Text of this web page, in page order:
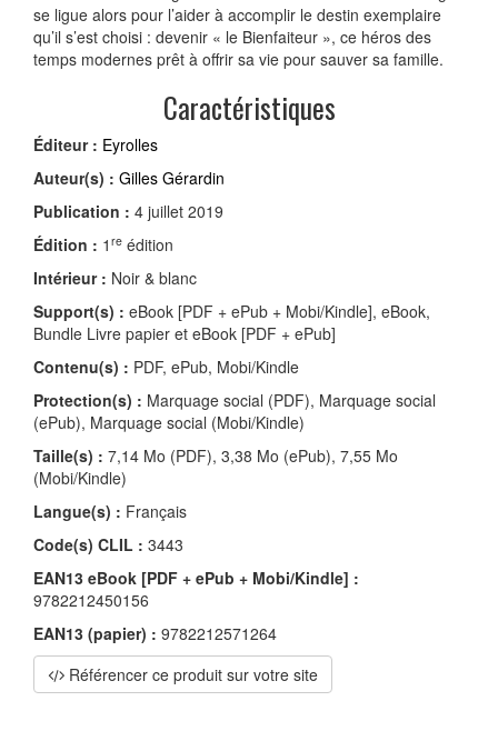
se ligue alors pour l’aider à accomplir le destin exemplaire
qu’il s’est choisi : devenir « le Bienfaiteur », ce héros des
temps modernes prêt à offrir sa vie pour sauver sa famille.
Caractéristiques
Éditeur : Eyrolles
Auteur(s) : Gilles Gérardin
Publication : 4 juillet 2019
Édition : 1 re édition
Intérieur : Noir & blanc
Support(s) : eBook [PDF + ePub + Mobi/Kindle], eBook,
Bundle Livre papier et eBook [PDF + ePub]
Contenu(s) : PDF, ePub, Mobi/Kindle
Protection(s) : Marquage social (PDF), Marquage social
(ePub), Marquage social (Mobi/Kindle)
Taille(s) : 7,14 Mo (PDF), 3,38 Mo (ePub), 7,55 Mo
(Mobi/Kindle)
Langue(s) : Français
Code(s) CLIL : 3443
EAN13 eBook [PDF + ePub + Mobi/Kindle] :
9782212450156
EAN13 (papier) : 9782212571264
Référencer ce produit sur votre site